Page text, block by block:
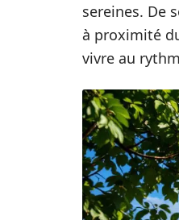
sereines. De
à proximité
vivre au